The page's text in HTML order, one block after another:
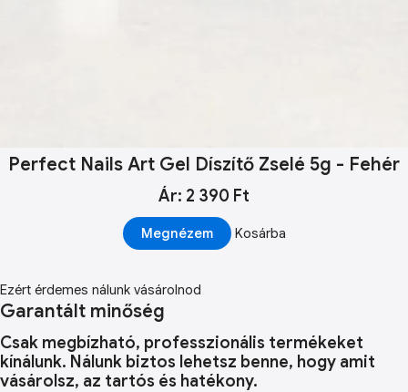
Perfect Nails Art Gel Díszítő Zselé 5g - Fehér
Ár: 2 390 Ft
Megnézem Kosárba
Ezért érdemes nálunk vásárolnod
Garantált minőség
Csak megbízható, professzionális termékeket
kínálunk. Nálunk biztos lehetsz benne, hogy amit
vásárolsz, az tartós és hatékony.